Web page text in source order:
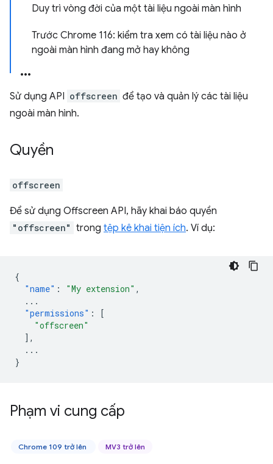
Duy trì vòng đời của một tài liệu ngoài màn hình
Trước Chrome 116: kiểm tra xem có tài liệu nào ở
ngoài màn hình đang mở hay không
Sử dụng API offscreen để tạo và quản lý các tài liệu
ngoài màn hình.
Quyền
offscreen
Để sử dụng Offscreen API, hãy khai báo quyền
"offscreen" trong tệp kê khai tiện ích. Ví dụ:
{
"name" : "My extension" ,
...
"permissions" :
[
"offscreen"
],
...
}
Phạm vi cung cấp
Chrome 109 trở lên MV3 trở lên